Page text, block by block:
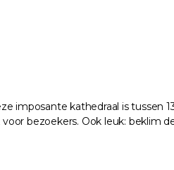
imposante kathedraal is tussen
bezoekers. Ook leuk: beklim